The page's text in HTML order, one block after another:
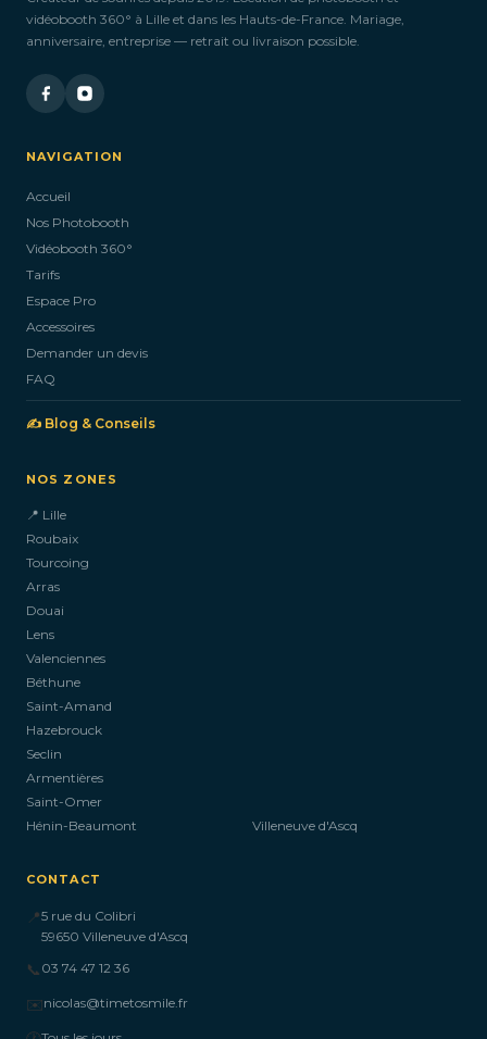
vidéobooth 360° à Lille et dans les Hauts-de-France. Mariage,
anniversaire, entreprise — retrait ou livraison possible.
NAVIGATION
Accueil
Nos Photobooth
Vidéobooth 360°
Tarifs
Espace Pro
Accessoires
Demander un devis
FAQ
✍️ Blog & Conseils
NOS ZONES
📍 Lille
Roubaix
Tourcoing
Arras
Douai
Lens
Valenciennes
Béthune
Saint-Amand
Hazebrouck
Seclin
Armentières
Saint-Omer
Hénin-Beaumont
Villeneuve d'Ascq
CONTACT
📍5 rue du Colibri
59650 Villeneuve d'Ascq
📞 03 74 47 12 36
✉️nicolas@timetosmile.fr